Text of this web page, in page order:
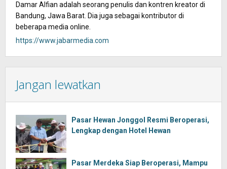
Damar Alfian adalah seorang penulis dan kontren kreator di
Bandung, Jawa Barat. Dia juga sebagai kontributor di
beberapa media online.
https://www.jabarmedia.com
Jangan lewatkan
Pasar Hewan Jonggol Resmi Beroperasi,
Lengkap dengan Hotel Hewan
Pasar Merdeka Siap Beroperasi, Mampu